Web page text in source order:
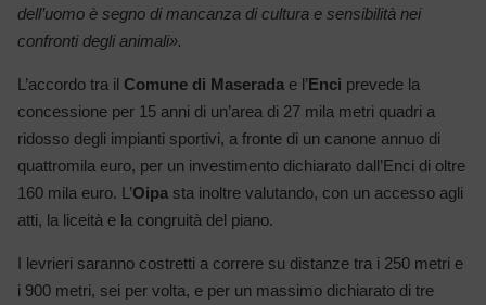
dell’uomo è segno di mancanza di cultura e sensibilità nei
confronti degli animali».
L’accordo tra il Comune di Maserada e l’Enci prevede la
concessione per 15 anni di un’area di 27 mila metri quadri a
ridosso degli impianti sportivi, a fronte di un canone annuo di
quattromila euro, per un investimento dichiarato dall’Enci di oltre
160 mila euro. L’Oipa sta inoltre valutando, con un accesso agli
atti, la liceità e la congruità del piano.
I levrieri saranno costretti a correre su distanze tra i 250 metri e
i 900 metri, sei per volta, e per un massimo dichiarato di tre